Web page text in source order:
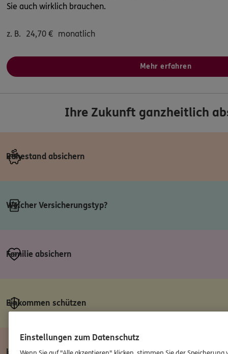
Sie auch wirklich brauchen.
z. B. 24,70 € monatlich
Mehr erfahren
Ihre Zukunft ganzheitlich
Ruhestand absichern
Welcher Versicherungstyp?
Familie absichern
Einkommen schützen
Leistung melden
Einstellungen zum Datenschutz